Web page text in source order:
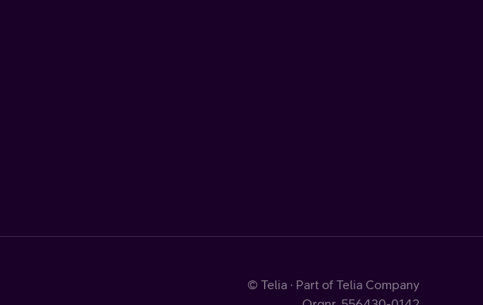
© Telia · Part of Telia Company